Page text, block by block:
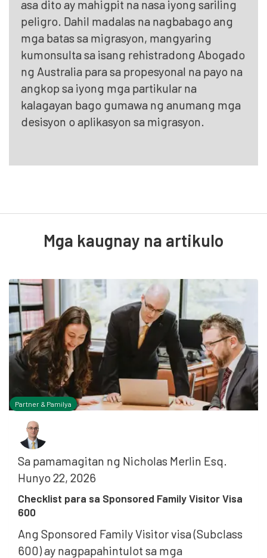
asa dito ay mahigpit na nasa iyong sariling
peligro. Dahil madalas na nagbabago ang
mga batas sa migrasyon, mangyaring
kumonsulta sa isang rehistradong Abogado
ng Australia para sa propesyonal na payo na
angkop sa iyong mga partikular na
kalagayan bago gumawa ng anumang mga
desisyon o aplikasyon sa migrasyon.
Mga kaugnay na artikulo
Partner & Pamilya
Sa pamamagitan ng Nicholas Merlin Esq.
Hunyo 22, 2026
Checklist para sa Sponsored Family Visitor Visa
600
Ang Sponsored Family Visitor visa (Subclass
600) ay nagpapahintulot sa mga